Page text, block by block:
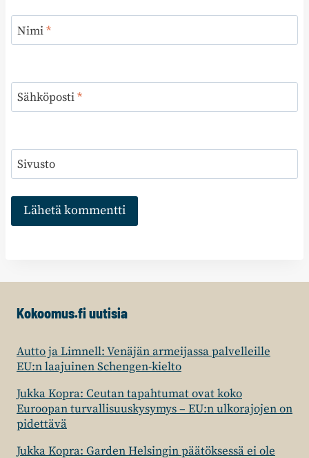
Nimi*
Sähköposti*
Sivusto
Kokoomus.fi uutisia
Autto ja Limnell: Venäjän armeijassa palvelleille
EU:n laajuinen Schengen-kielto
Jukka Kopra: Ceutan tapahtumat ovat koko
Euroopan turvallisuuskysymys – EU:n ulkorajojen on
pidettävä
Jukka Kopra: Garden Helsingin päätöksessä ei ole